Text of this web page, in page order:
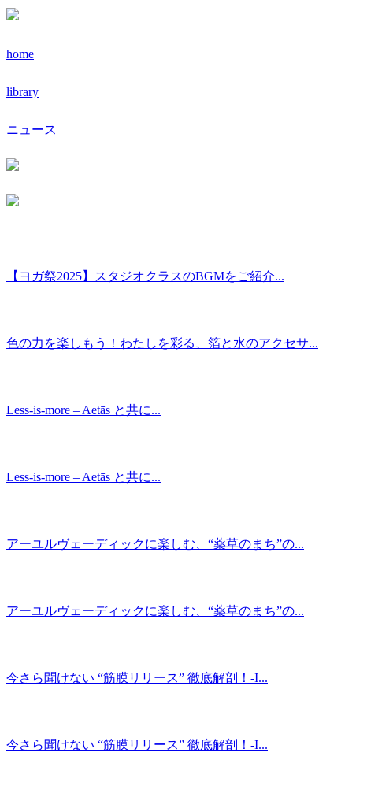
home
library
ニュース
【ヨガ祭2025】スタジオクラスのBGMをご紹介...
色の力を楽しもう！わたしを彩る、箔と水のアクセサ...
Less-is-more ‒ Aetās と共に...
Less-is-more ‒ Aetās と共に...
アーユルヴェーディックに楽しむ、“薬草のまち”の...
アーユルヴェーディックに楽しむ、“薬草のまち”の...
今さら聞けない “筋膜リリース” 徹底解剖！-I...
今さら聞けない “筋膜リリース” 徹底解剖！-I...